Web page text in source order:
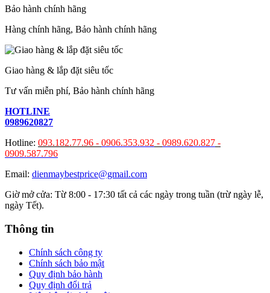
Bảo hành chính hãng
Hàng chính hãng, Bảo hành chính hãng
Giao hàng & lắp đặt siêu tốc
Tư vấn miễn phí, Bảo hành chính hãng
HOTLINE
0989620827
Hotline: 093.182.77.96 - 0906.353.932 - 0989.620.827 -
0909.587.796
Email: dienmaybestprice@gmail.com
Giờ mở cửa: Từ 8:00 - 17:30 tất cả các ngày trong tuần (trừ ngày lễ,
ngày Tết).
Thông tin
Chính sách công ty
Chính sách bảo mật
Quy định bảo hành
Quy định đổi trả